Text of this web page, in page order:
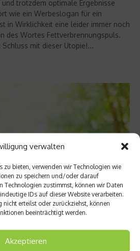
verwalten
zu bieten, verwenden wir Technologien wie
zu speichern und/oder darauf
Technologien zustimmst, können wir Daten
IDs auf dieser Website verarbeiten.
erteilst oder zurückziehst, können
beeinträchtigt werden.
Akzeptieren
trotzdem optimale Ergebnisse
wie ein Werbeslogan für ein
in Wirklichkeit eine leider immer noch
des Wortes Fettverbrennungspuls.
mit dieser Utopie!...
beim Lauftraining (Teil